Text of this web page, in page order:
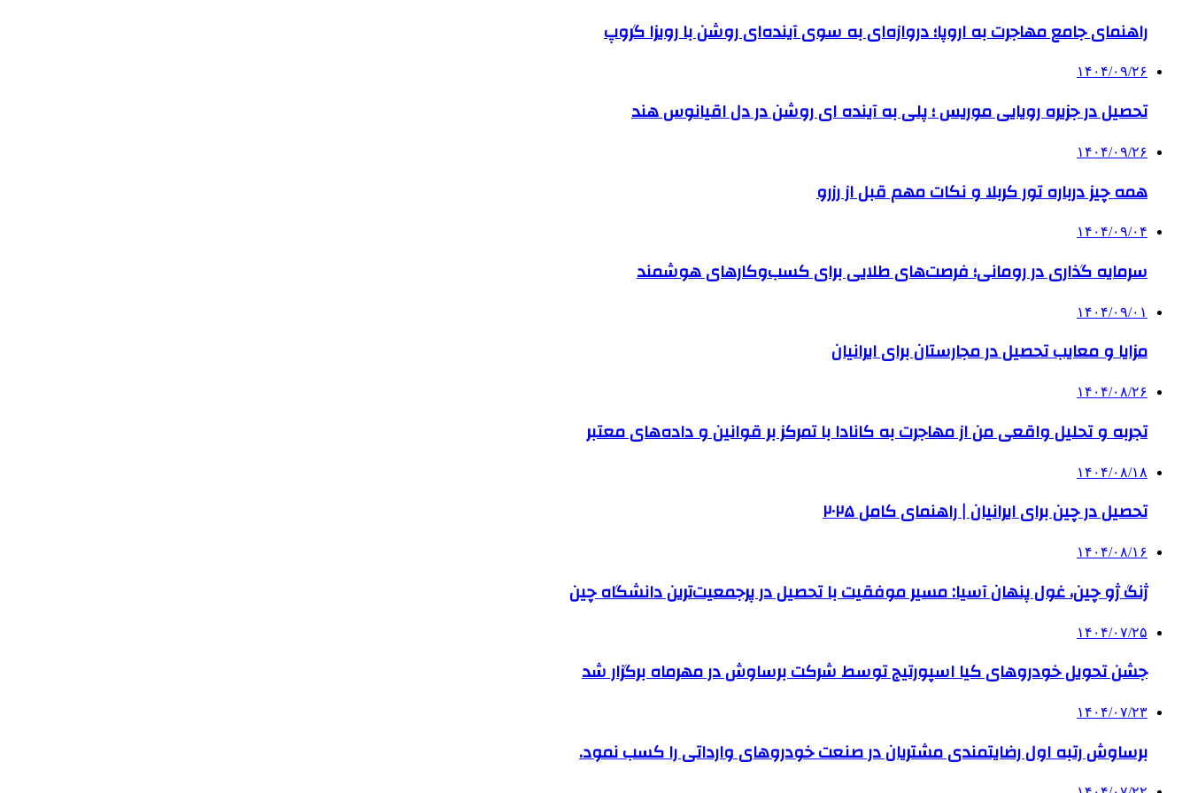
راهنمای جامع مهاجرت به اروپا؛ دروازه‌ای به سوی آینده‌ای روشن با رویزا گروپ
۱۴۰۴/۰۹/۲۶
تحصیل در جزیره رویایی موریس ؛ پلی به آینده ‌ای روشن در دل اقیانوس ‌هند
۱۴۰۴/۰۹/۲۶
همه چیز درباره تور کربلا و نکات مهم قبل از رزرو
۱۴۰۴/۰۹/۰۴
سرمایه گذاری در رومانی؛ فرصت‌های طلایی برای کسب‌وکارهای هوشمند
۱۴۰۴/۰۹/۰۱
مزایا و معایب تحصیل در مجارستان برای ایرانیان
۱۴۰۴/۰۸/۲۶
تجربه و تحلیل واقعی من از مهاجرت به کانادا با تمرکز بر قوانین و داده‌های معتبر
۱۴۰۴/۰۸/۱۸
تحصیل در چین برای ایرانیان | راهنمای کامل ۲۰۲۵
۱۴۰۴/۰۸/۱۶
ژنگ ژو چین، غول پنهان آسیا: مسیر موفقیت با تحصیل در پرجمعیت‌ترین دانشگاه چین
۱۴۰۴/۰۷/۲۵
جشن تحویل خودروهای کیا اسپورتیج توسط شرکت برساوش در مهرماه برگزار شد
۱۴۰۴/۰۷/۲۳
برساوش رتبه اول رضایتمندی مشتریان در صنعت خودروهای وارداتی را کسب نمود.